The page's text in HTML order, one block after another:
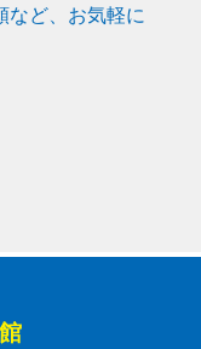
など、お気軽に